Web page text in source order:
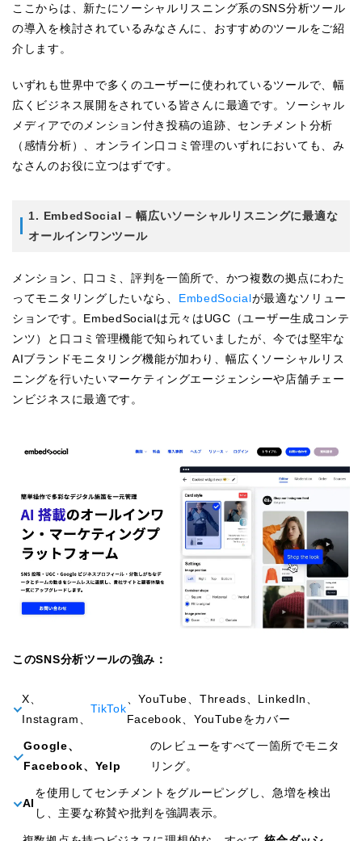
ここからは、新たにソーシャルリスニング系のSNS分析ツール
の導入を検討されているみなさんに、おすすめのツールをご紹
介します。
いずれも世界中で多くのユーザーに使われているツールで、幅
広くビジネス展開をされている皆さんに最適です。ソーシャル
メディアでのメンション付き投稿の追跡、センチメント分析
（感情分析）、オンライン口コミ管理のいずれにおいても、み
なさんのお役に立つはずです。
1. EmbedSocial – 幅広いソーシャルリスニングに最適な
オールインワンツール
メンション、口コミ、評判を一箇所で、かつ複数の拠点にわた
ってモニタリングしたいなら、 EmbedSocialが最適なソリュー
ションです。EmbedSocialは元々はUGC（ユーザー生成コンテ
ンツ）と口コミ管理機能で知られていましたが、今では堅牢な
AIブランドモニタリング機能が加わり、幅広くソーシャルリス
ニングを行いたいマーケティングエージェンシーや店舗チェー
ンビジネスに最適です。
このSNS分析ツールの強み：
X、
Instagram、
TikTok
、YouTube、Threads、LinkedIn、
Facebook、YouTubeをカバー
Google、
Facebook、Yelp
のレビューをすべて一箇所でモニタ
リング。
AI
を使用してセンチメントをグルーピングし、急増を検出
し、主要な称賛や批判を強調表示。